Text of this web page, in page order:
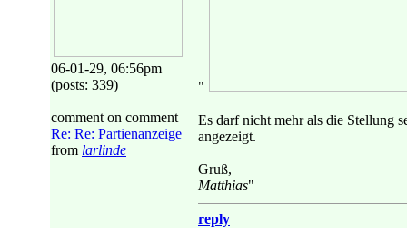
06-01-29, 06:56pm
(posts: 339)
comment on comment
Re: Re: Partienanzeige
from larlinde
"
Es darf nicht mehr als die Stellung
angezeigt.
Gruß,
Matthias"
reply